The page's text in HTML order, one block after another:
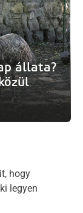
állata?
hogy
legyen